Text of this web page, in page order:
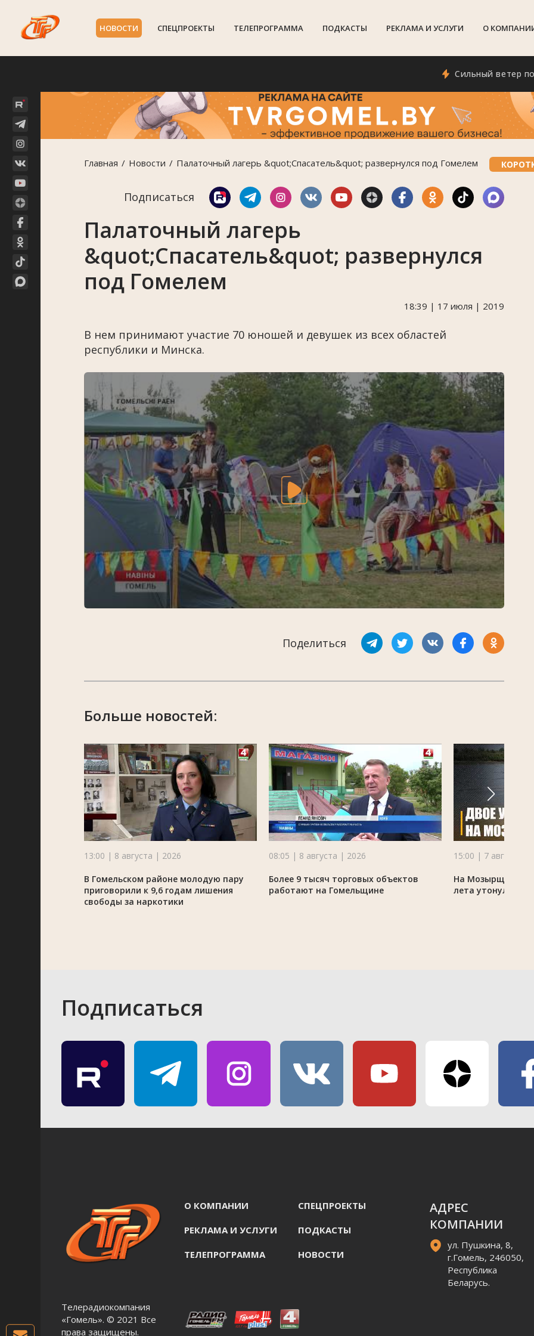
НОВОСТИ СПЕЦПРОЕКТЫ ТЕЛЕПРОГРАММА ПОДКАСТЫ РЕКЛАМА И УСЛУГИ О
Сильный ветер
Главная Новости Палаточный лагерь &quot;Спасатель&quot; развернулся под Гомелем
Подписаться
Палаточный лагерь
&quot;Спасатель&quot; развернулся
под Гомелем
18:39 | 17 июля | 2019
В нем принимают участие 70 юношей и девушек из всех областей
республики и Минска.
Поделиться
Больше новостей:
13:00 | 8 августа | 2026
В Гомельском районе молодую пару
приговорили к 9,6 годам лишения
свободы за наркотики
08:05 | 8 августа | 2026
Более 9 тысяч торговых объектов
работают на Гомельщине
15:00 | 7 августа |
На Мозырщине в
лета утонули
Подписаться
Телерадиокомпания
«Гомель». © 2021 Все
права защищены.
О КОМПАНИИ СПЕЦПРОЕКТЫ
РЕКЛАМА И УСЛУГИ ПОДКАСТЫ
ТЕЛЕПРОГРАММА НОВОСТИ
АДРЕС
КОМПАНИИ
ул. Пушкина, 8,
г.Гомель, 246050,
Республика
Беларусь.